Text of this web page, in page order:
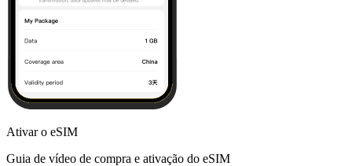
Ativar o eSIM
Guia de vídeo de compra e ativação do eSIM